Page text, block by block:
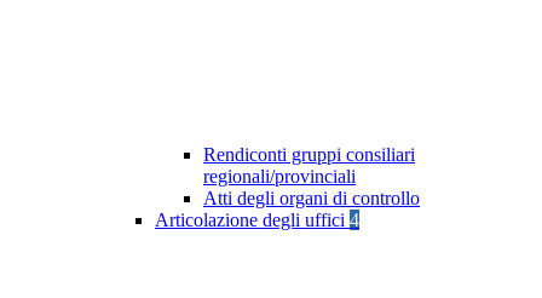
Rendiconti gruppi consiliari
regionali/provinciali
Atti degli organi di controllo
Articolazione degli uffici 4